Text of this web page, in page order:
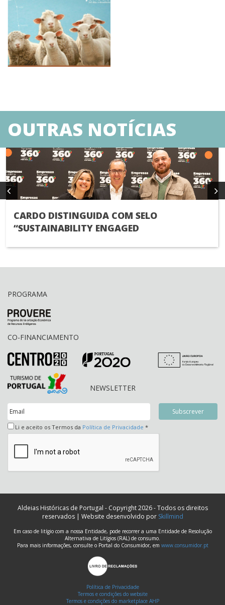
OUTRAS NOTÍCIAS
CARDO DISTINGUIDA COM SELO
“SUSTAINABILITY ENGAGED
PROGRAMA
CO-FINANCIAMENTO
NEWSLETTER
Li e aceito os Termos da Política de Privacidade *
Aldeias Históricas de Portugal - Copyright 2026 - Todos os direitos
reservados | Website desenvolvido por Skillmind
Em caso de litígio com a nossa Entidade, pode recorrer a uma Entidade de Resolução
Alternativa de Litígios (RAL) de consumo.
Para mais informações, consulte o Portal do Consumidor, em www.consumidor.pt
Política de Privacidade
Termos e condições do website
Termos e condições do marketplace AHP